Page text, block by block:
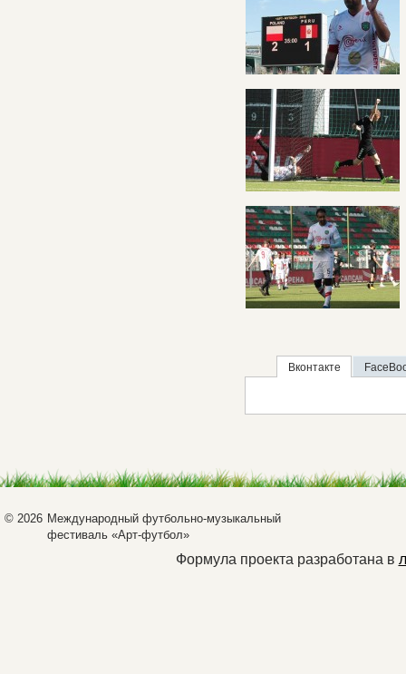
Вконтакте
© 2026 Международный футбольно-музыкальный
фестиваль «Арт-футбол»
Формула проекта разработана в